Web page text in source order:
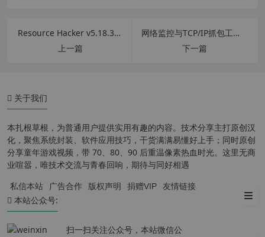
Resource Hacker v5.18.360 汉化中文版 exe资源编辑器
上一篇
网络监控与TCP/IP抓包工具 Smartsniff v2.29 中文汉化版
下一篇
屏蔽 xmlrpc.php 文件的访问
第五种 nginx 服务器配置
第六种安装插件
小结
关于我们
本扎根草根，为普通用户提供实用有趣的内容。技术分享主打原创汉
化，聚焦系统封装、软件应用技巧，干货满满易懂好上手；同时原创
分享童年游戏视频，带 70、80、90 后重温像素热血时光。这里无商
业喧嚣，唯技术交流与青春回响，期待与同好相遇
私信本站 广告合作 版权声明 捐赠VIP 友情链接
本站公众号:
扫一扫关注公众号，本站微信公